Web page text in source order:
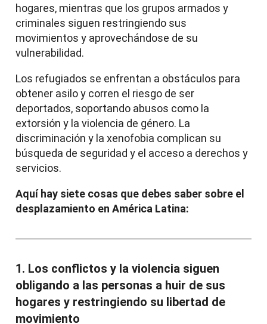
hogares, mientras que los grupos armados y
criminales siguen restringiendo sus
movimientos y aprovechándose de su
vulnerabilidad.
Los refugiados se enfrentan a obstáculos para
obtener asilo y corren el riesgo de ser
deportados, soportando abusos como la
extorsión y la violencia de género. La
discriminación y la xenofobia complican su
búsqueda de seguridad y el acceso a derechos y
servicios.
Aquí hay siete cosas que debes saber sobre el
desplazamiento en América Latina:
1. Los conflictos y la violencia siguen
obligando a las personas a huir de sus
hogares y restringiendo su libertad de
movimiento